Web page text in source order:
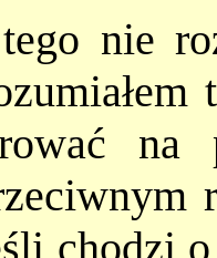
nie
chodzi